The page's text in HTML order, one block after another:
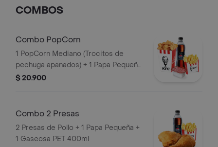
Balde de Salsa 100g
COMBOS
Combo PopCorn
1 PopCorn Mediano (Trocitos de
pechuga apanados) + 1 Papa Pequeña
+ 1 Gaseosa PET 400ml + 1 Blister de
$ 20.900
Combo 2 Presas
2 Presas de Pollo + 1 Papa Pequeña +
1 Gaseosa PET 400ml